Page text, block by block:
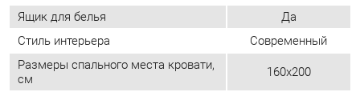
Туалетный столик
Нет
Подъемный механизм у кровати
Да
Угловой модуль
Нет
Мягкое изголовье
Нет